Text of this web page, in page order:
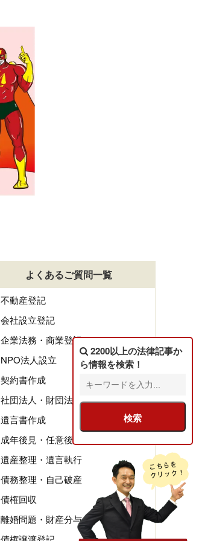
よくあるご質問一覧
不動産登記
会社設立登記
企業法務・商業登記
NPO法人設立
契約書作成
社団法人・財団法人
遺言書作成
成年後見・任意後見
遺産整理・遺言執行
債務整理・自己破産
債権回収
離婚問題・財産分与
2200以上の法律記事か
ら情報を検索！